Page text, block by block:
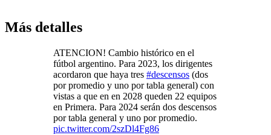
Más detalles
ATENCION! Cambio histórico en el
fútbol argentino. Para 2023, los dirigentes
acordaron que haya tres #descensos (dos
por promedio y uno por tabla general) con
vistas a que en en 2028 queden 22 equipos
en Primera. Para 2024 serán dos descensos
por tabla general y uno por promedio.
pic.twitter.com/2szDl4Fg86